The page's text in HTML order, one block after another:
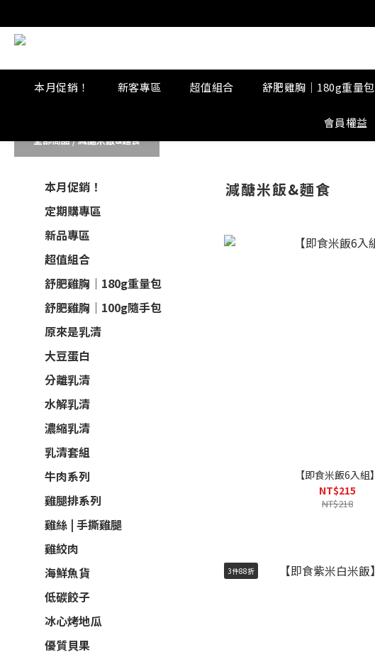
本月促銷！ 新客專區 超值組合 舒肥雞胸｜180g重量包
會員權益
全部商品/減醣米飯&麵食
本月促銷！
定期購專區
新品專區
超值組合
舒肥雞胸｜180g重量包
舒肥雞胸｜100g隨手包
原來是乳清
大豆蛋白
分離乳清
水解乳清
濃縮乳清
乳清套組
牛肉系列
雞腿排系列
雞絲 | 手撕雞腿
雞絞肉
海鮮魚貨
低碳餃子
冰心烤地瓜
優質貝果
減醣米飯&麵食
【即食米飯6入組】
NT$215
NT$218
3件88折